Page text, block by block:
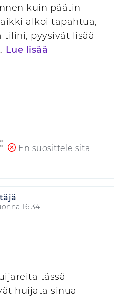
kuin päätin
alkoi tapahtua,
tilini, pyysivät lisää
Lue lisää
En suosittele sitä
16:34
tässä
huijata sinua